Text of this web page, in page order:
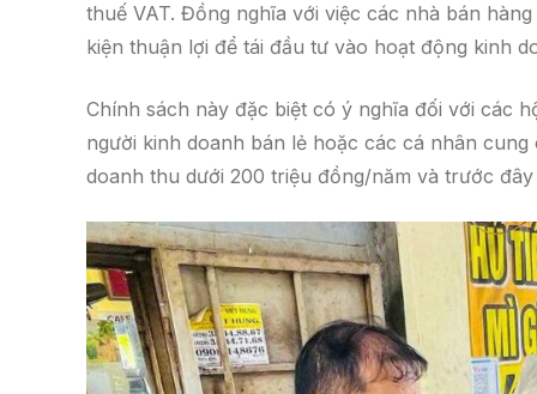
thuế VAT. Đồng nghĩa với việc các nhà bán
kiện thuận lợi để tái đầu tư vào hoạt động kinh
Chính sách này đặc biệt có ý nghĩa đối với các
người kinh doanh bán lẻ hoặc các cá nhân
doanh thu dưới 200 triệu đồng/năm và trước